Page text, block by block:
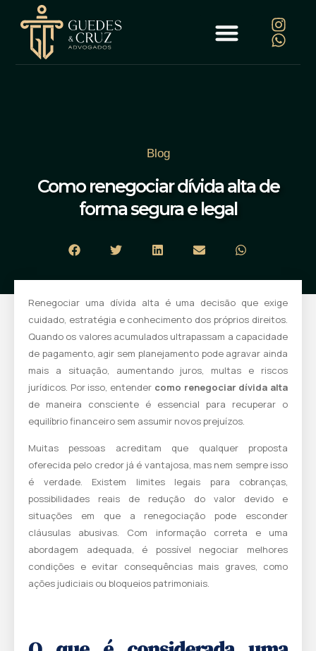
Blog
Como renegociar dívida alta de
forma segura e legal
Renegociar uma dívida alta é uma decisão que exige
cuidado, estratégia e conhecimento dos próprios direitos.
Quando os valores acumulados ultrapassam a capacidade
de pagamento, agir sem planejamento pode agravar ainda
mais a situação, aumentando juros, multas e riscos
jurídicos. Por isso, entender como renegociar dívida alta
de maneira consciente é essencial para recuperar o
equilíbrio financeiro sem assumir novos prejuízos.
Muitas pessoas acreditam que qualquer proposta
oferecida pelo credor já é vantajosa, mas nem sempre isso
é verdade. Existem limites legais para cobranças,
possibilidades reais de redução do valor devido e
situações em que a renegociação pode esconder
cláusulas abusivas. Com informação correta e uma
abordagem adequada, é possível negociar melhores
condições e evitar consequências mais graves, como
ações judiciais ou bloqueios patrimoniais.